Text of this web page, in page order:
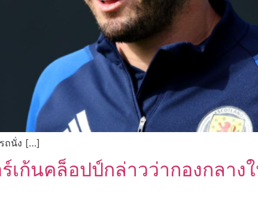
ถนั่ง […]
เก้นคล็อปป์กล่าวว่ากองกลาง